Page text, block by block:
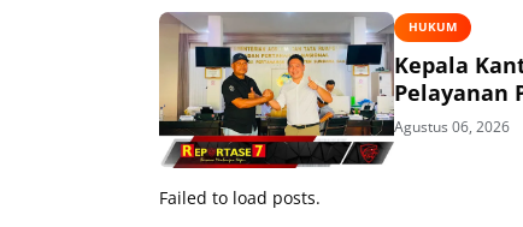
HUKUM
Kepala
Pelayanan
Agustus 06, 2026
Failed to load posts.